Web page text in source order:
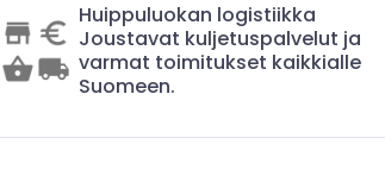
Huippuluokan logistiikka
Joustavat kuljetuspalvelut ja
varmat toimitukset kaikkialle
Suomeen.